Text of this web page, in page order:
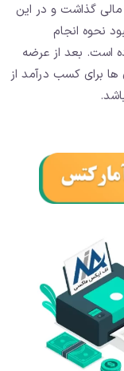
پا به بازارهای مالی گذاشت و در این
نحوه انجام
است. بعد از عرضه
ها برای کسب درآمد از